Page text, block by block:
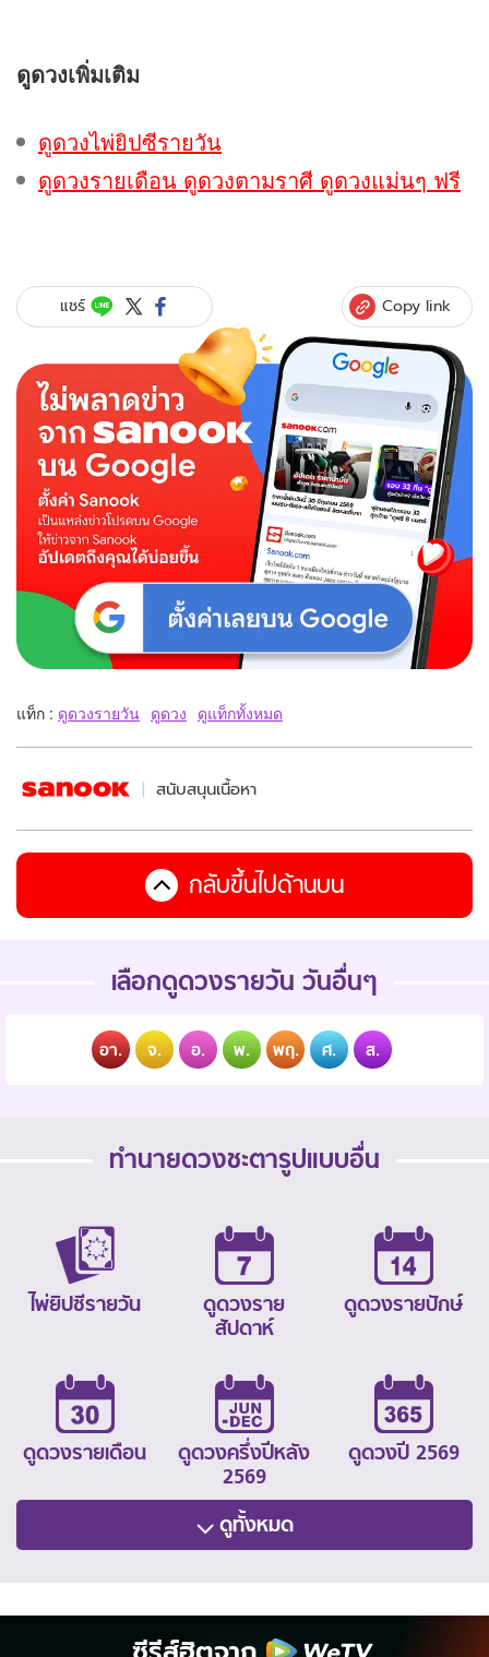
ดูดวงเพิ่มเติม
ดูดวงไพ่ยิปซีรายวัน
ดูดวงรายเดือน ดูดวงตามราศี ดูดวงแม่นๆ ฟรี
แชร์ Copy link
แท็ก : ดูดวงรายวัน ดูดวง ดูแท็กทั้งหมด
สนับสนุนเนื้อหา
กลับขึ้นไปด้านบน
เลือกดูดวงรายวัน วันอื่นๆ
อา. จ. อ. พ. พฤ. ศ. ส.
ทำนายดวงชะตารูปแบบอื่น
ไพ่ยิปซีรายวัน
ดูดวงราย
สัปดาห์
ดูดวงรายปักษ์
ดูดวงรายเดือน
ดูดวงครึ่งปีหลัง
2569
ดูดวงปี 2569
ดูทั้งหมด